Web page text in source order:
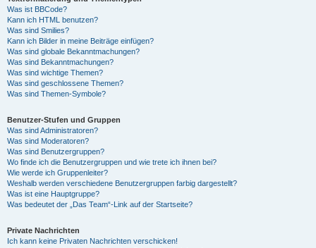
Was ist BBCode?
Kann ich HTML benutzen?
Was sind Smilies?
Kann ich Bilder in meine Beiträge einfügen?
Was sind globale Bekanntmachungen?
Was sind Bekanntmachungen?
Was sind wichtige Themen?
Was sind geschlossene Themen?
Was sind Themen-Symbole?
Benutzer-Stufen und Gruppen
Was sind Administratoren?
Was sind Moderatoren?
Was sind Benutzergruppen?
Wo finde ich die Benutzergruppen und wie trete ich ihnen bei?
Wie werde ich Gruppenleiter?
Weshalb werden verschiedene Benutzergruppen farbig dargestellt?
Was ist eine Hauptgruppe?
Was bedeutet der „Das Team“-Link auf der Startseite?
Private Nachrichten
Ich kann keine Privaten Nachrichten verschicken!